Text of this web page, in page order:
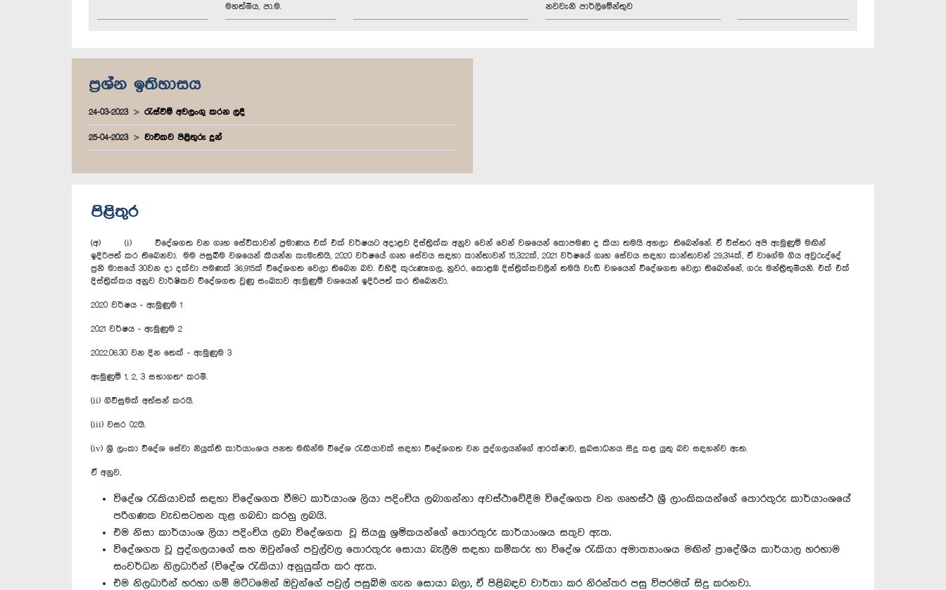
මහත්මිය, පා.ම.
නවවැනි පාර්ලිමේන්තුව
ප්‍රශ්න ඉතිහාසය
24-03-2023 රැස්වීම් අවලංගු කරන ලදී
25-04-2023 වාචිකව පිළිතුරු දුන්
පිළිතුර
(අ) (i) විදේශගත වන ගෘහ සේවිකාවන් ප්‍රමාණය එක් එක් වර්ෂයට අදාළව දිස්ත්‍රික්ක අනුව වෙන් වෙන් වශයෙන් කොපමණ ද කියා තමයි අහලා තිබෙන්නේ. ඒ විස්තර අපි ඇමුණුම් මඟින්
ඉදිරිපත් කර තිබෙනවා. මම පසුබිම වශයෙන් කියන්න කැමැතියි, 2020 වර්ෂයේ ගෘහ සේවය සඳහා කාන්තාවන් 15,322ක්, 2021 වර්ෂයේ ගෘහ සේවය සඳහා කාන්තාවන් 29,314ක්, ඒ වාගේම ගිය අවුරුද්දේ
ජුනි මාසයේ 30වන දා දක්වා පමණක් 36,915ක් විදේශගත වෙලා තිබෙන බව. එහිදී කුරුණෑගල, නුවර, කොළඹ දිස්ත්‍රික්කවලින් තමයි වැඩි වශයෙන් විදේශ‍ගත වෙලා තිබෙන්නේ, ගරු මන්ත්‍රීතුමියනි. එක් එක්
දිස්ත්‍රික්කය අනුව වාර්ෂිකව විදේශගත වුණු සංඛ්‍යාව ඇමුණුම් වශයෙන් ඉදිරිපත් කර තිබෙනවා.
2020 වර්ෂය - ඇමුණුම 1
2021 වර්ෂය - ඇමුණුම 2
2022.06.30 වන දින තෙක් - ඇමුණුම 3
ඇමුණුම් 1, 2, 3 සභාගත* කරමි.
(ii) ගිවිසුමක් අත්සන් කරයි.
(iii) වසර 02යි.
(iv) ශ්‍රී ලංකා විදේශ සේවා නියුක්ති කාර්යාංශය පනත මඟින්ම විදේශ රැකියාවක් සඳහා විදේශගත වන පුද්ගලයන්ගේ ආරක්ෂාව, සුබසාධනය සිදු කළ යුතු බව සඳහන්ව ඇත.
ඒ අනුව,
විදේශ රැකියාවක් සඳහා විදේශගත වීමට කාර්යාංශ ලියා පදිංචිය ලබාගන්නා අවස්ථාවේදීම විදේශගත වන ගෘහස්ථ ශ්‍රී ලාංකිකයන්ගේ තොරතුරු කාර්යාංශයේ
පරිගණක වැඩසටහන තුළ ගබඩා කරනු ලබයි.
එම නිසා කාර්යාංශ ලියා පදිංචිය ලබා විදේශගත වූ සියලු ශ්‍රමිකයන්ගේ තොරතුරු කාර්යාංශය සතුව ඇත.
විදේශගත වූ පුද්ගලයාගේ සහ ඔවුන්ගේ පවුල්වල තොරතුරු සොයා බැලීම සඳහා කම්කරු හා විදේශ රැකියා අමාත්‍යාංශය මඟින් ප්‍රාදේශීය කාර්යාල හරහාම
සංවර්ධන නිලධාරින් (විදේශ රැකියා) අනුයුක්ත කර ඇත.
එම නිලධාරින් හරහා ගම් මට්ටමෙන් ඔවුන්ගේ පවුල් පසුබිම ගැන සොයා බලා, ඒ පිළිබඳව වාර්තා කර නිරන්තර පසු විපරමත් සිදු කරනවා.